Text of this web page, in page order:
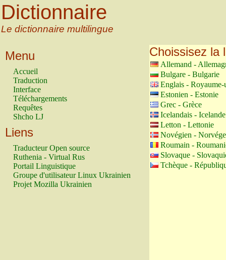
Dictionnaire
Le dictionnaire multilingue
Menu
Accueil
Traduction
Interface
Téléchargements
Requêtes
Shcho LJ
Liens
Traducteur Open source
Ruthenia - Virtual Rus
Portail Linguistique
Groupe d'utilisateur Linux Ukrainien
Projet Mozilla Ukrainien
Choissisez la
Allemand -
Bulgare - Bulgarie
Englais - Royaume-
Estonien - Estonie
Grec - Grèce
Icelandais - Icelande
Letton - Lettonie
Novégien - Norvége
Roumain -
Slovaque -
Tchèque -